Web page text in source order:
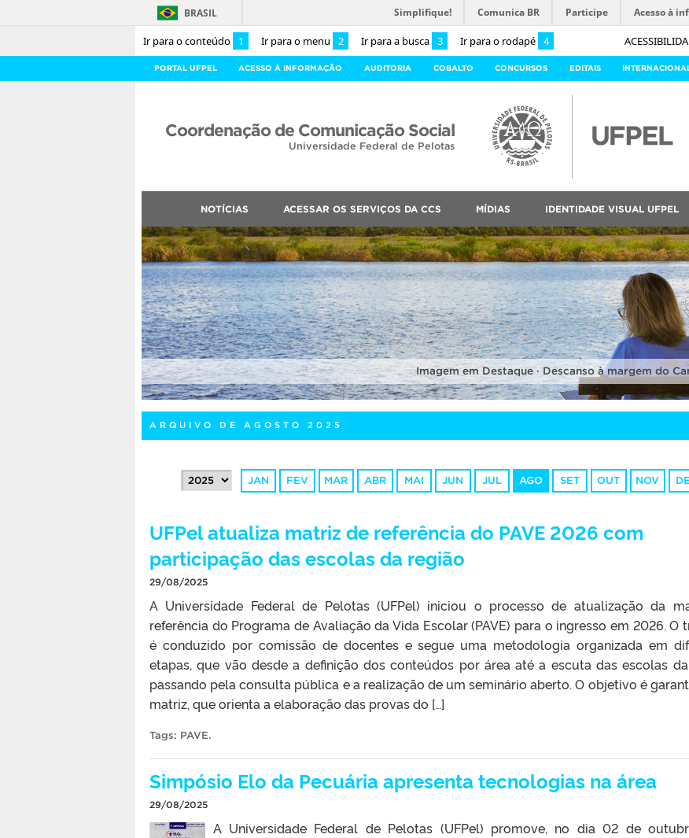
Ir para o conteúdo 1 Ir para o menu 2 Ir para a busca 3 Ir para o rodapé 4
BRASIL Simplifique! Comunica BR Participe Acesso à
PORTAL UFPEL ACESSO À INFORMAÇÃO AUDITORIA COBALTO CONCURSOS EDITAIS
Coordenação de Comunicação Social
Universidade Federal de Pelotas
NOTÍCIAS ACESSAR OS SERVIÇOS DA CCS MÍDIAS IDENTIDADE VISUAL UFPEL
Imagem em Destaque · Descanso à margem do
ARQUIVO DE AGOSTO 2025
JAN FEV MAR ABR MAI JUN JUL AGO SET OUT NOV
UFPel atualiza matriz de referência do PAVE 2026 com
participação das escolas da região
29/08/2025
A Universidade Federal de Pelotas (UFPel) iniciou o processo de atualização da
referência do Programa de Avaliação da Vida Escolar (PAVE) para o ingresso em 2026. O
é conduzido por comissão de docentes e segue uma metodologia organizada em
etapas, que vão desde a definição dos conteúdos por área até a escuta das escolas
passando pela consulta pública e a realização de um seminário aberto. O objetivo é
matriz, que orienta a elaboração das provas do […]
Tags: PAVE.
Simpósio Elo da Pecuária apresenta tecnologias na área
29/08/2025
A Universidade Federal de Pelotas (UFPel) promove, no dia 02 de